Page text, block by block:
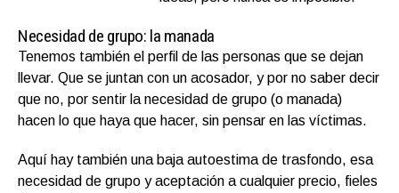
Necesidad de grupo: la manada
Tenemos también el perfil de las personas que se dejan
llevar. Que se juntan con un acosador, y por no saber decir
que no, por sentir la necesidad de grupo (o manada)
hacen lo que haya que hacer, sin pensar en las víctimas.
Aquí hay también una baja autoestima de trasfondo, esa
necesidad de grupo y aceptación a cualquier precio, fieles